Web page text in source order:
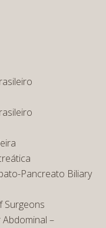
Pancreato Biliary
Surgeons
–